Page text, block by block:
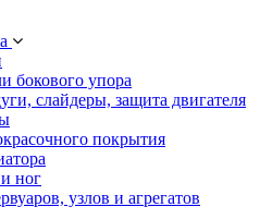
бокового упора
слайдеры, защита двигателя
покрытия
ног
узлов и агрегатов